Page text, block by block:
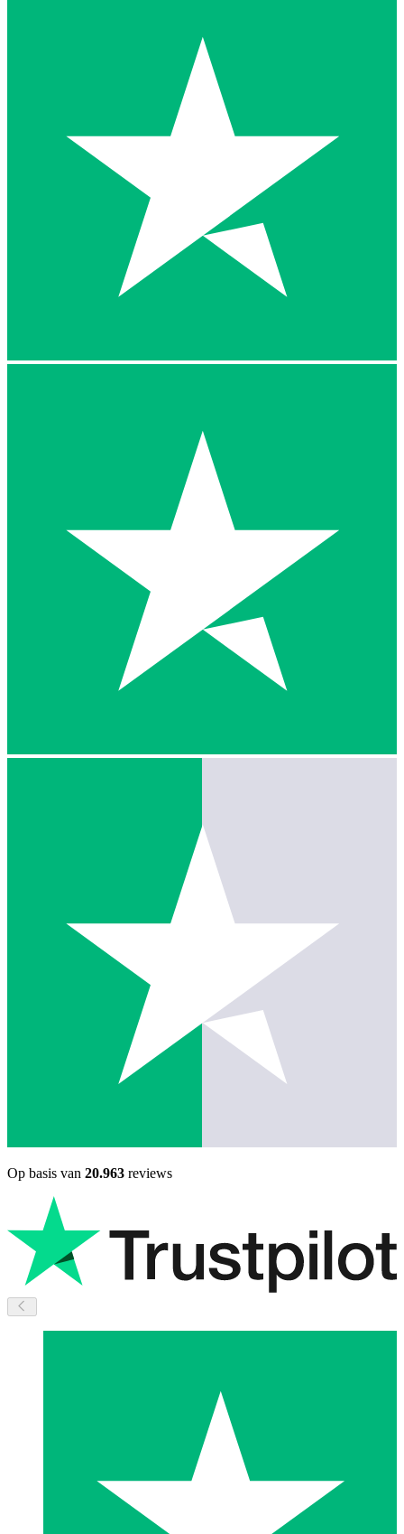
Op basis van 20.963 reviews